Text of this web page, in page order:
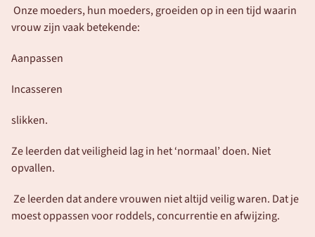
Onze moeders, hun moeders, groeiden op in een tijd waarin
vrouw zijn vaak betekende:
Aanpassen
Incasseren
slikken.
Ze leerden dat veiligheid lag in het ‘normaal’ doen. Niet
opvallen.
Ze leerden dat andere vrouwen niet altijd veilig waren. Dat je
moest oppassen voor roddels, concurrentie en afwijzing.